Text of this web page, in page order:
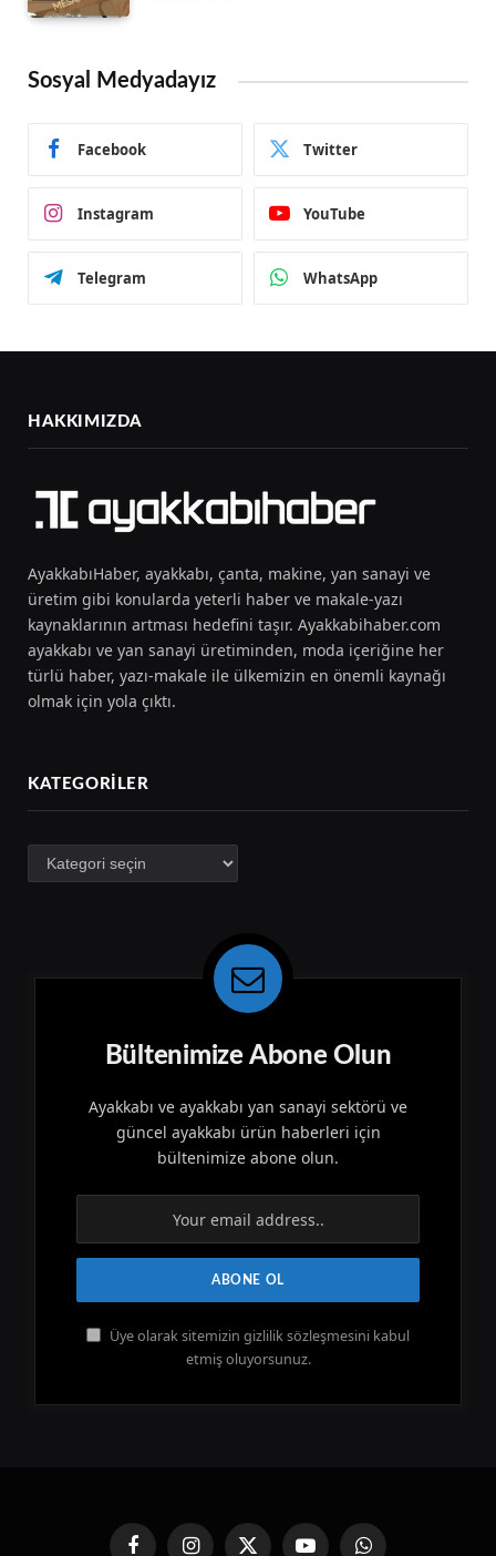
Sosyal Medyadayız
Facebook Twitter
Instagram YouTube
Telegram WhatsApp
HAKKIMIZDA
AyakkabıHaber, ayakkabı, çanta, makine, yan sanayi ve
üretim gibi konularda yeterli haber ve makale-yazı
kaynaklarının artması hedefini taşır. Ayakkabihaber.com
ayakkabı ve yan sanayi üretiminden, moda içeriğine her
türlü haber, yazı-makale ile ülkemizin en önemli kaynağı
olmak için yola çıktı.
KATEGORILER
Kategoriler
Bültenimize Abone Olun
Ayakkabı ve ayakkabı yan sanayi sektörü ve
güncel ayakkabı ürün haberleri için
bültenimize abone olun.
Üye olarak sitemizin gizlilik sözleşmesini kabul
etmiş oluyorsunuz.